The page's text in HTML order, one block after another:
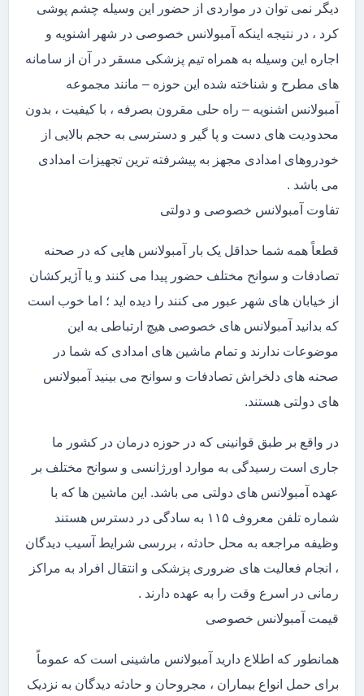
دیگر نمی توان در مواردی از حضور این وسیله چشم پوشی
کرد ، در نتیجه اینکه آمبولانس خصوصی در شهر اشنویه و
اجاره این وسیله به همراه تیم پزشکی مسقر در آن از سامانه
های مطرح و شناخته شده این حوزه – مانند مجموعه
آمبولانس اشنویه – راه حلی مقرون بصرفه ، با کیفیت ، بدون
محدودیت های دست و پا گیر و دسترسی به حجم بالایی از
خودروهای امدادی مجهز به پیشرفته ترین تجهیزات امدادی
می باشد .
تفاوت آمبولانس خصوصی و دولتی
قطعاً همه شما حداقل یک بار آمبولانس هایی که در صحنه
تصادفات و سوانح مختلف حضور پیدا می کنند و یا آژیرکشان
از خیابان های شهر عبور می کنند را دیده اید ؛ اما خوب است
که بدانید آمبولانس های خصوصی هیچ ارتباطی به این
موضوعات ندارند و تمام ماشین های امدادی که شما در
صحنه های دلخراش تصادفات و سوانح می بینید آمبولانس
های دولتی هستند.
در واقع بر طبق قوانینی که در حوزه درمان در کشور ما
جاری است رسیدگی به موارد اورژانسی و سوانح مختلف بر
عهده آمبولانس های دولتی می باشد. این ماشین ها که با
شماره تلفن معروف ۱۱۵ به سادگی در دسترس هستند
وظیفه مراجعه به محل حادثه ، بررسی شرایط آسیب دیدگان
، انجام فعالیت های ضروری پزشکی و انتقال افراد به مراکز
رمانی در اسرع وقت را به عهده دارند .
قیمت آمبولانس خصوصی
همانطور که اطلاع دارید آمبولانس ماشینی است که عموماً
برای حمل انواع بیماران ، مجروحان و حادثه دیدگان به نزدیک